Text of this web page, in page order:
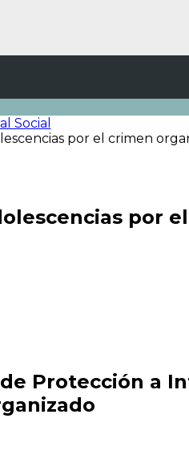
por el crimen
por
Protección a